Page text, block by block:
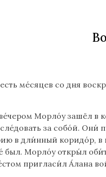
ме́сяцев со дня
Морло́у зашёл в
за собо́й. Они́
в дли́нный коридо́р, в
был. Морло́у откры́л
пригласи́л А́лана